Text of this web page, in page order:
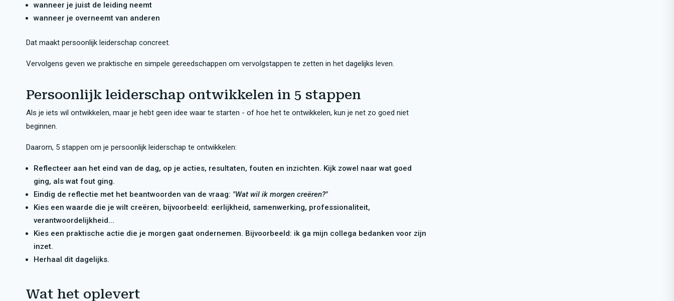
wanneer je juist de leiding neemt
wanneer je overneemt van anderen
Dat maakt persoonlijk leiderschap concreet.
Vervolgens geven we praktische en simpele gereedschappen om vervolgstappen te zetten in het dagelijks leven.
Persoonlijk leiderschap ontwikkelen in 5 stappen
Als je iets wil ontwikkelen, maar je hebt geen idee waar te starten - of hoe het te ontwikkelen, kun je net zo goed niet
beginnen.
Daarom, 5 stappen om je persoonlijk leiderschap te ontwikkelen:
Reflecteer aan het eind van de dag, op je acties, resultaten, fouten en inzichten. Kijk zowel naar wat goed
ging, als wat fout ging.
Eindig de reflectie met het beantwoorden van de vraag: "Wat wil ik morgen creëren?"
Kies een waarde die je wilt creëren, bijvoorbeeld: eerlijkheid, samenwerking, professionaliteit,
verantwoordelijkheid...
Kies een praktische actie die je morgen gaat ondernemen. Bijvoorbeeld: ik ga mijn collega bedanken voor zijn
inzet.
Herhaal dit dagelijks.
Wat het oplevert